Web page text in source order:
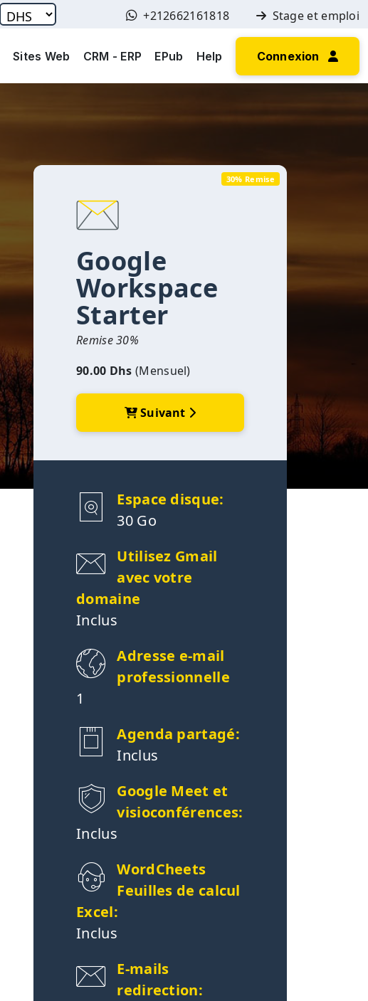
+212662161818 Stage et emploi
Sites Web CRM - ERP EPub Help Connexion
30% Remise
Google
Workspace
Starter
Remise 30%
90.00 Dhs (Mensuel)
Suivant
Espace disque:
30 Go
Utilisez Gmail
avec votre
domaine
Inclus
Adresse e-mail
professionnelle
1
Agenda partagé:
Inclus
Google Meet et
visioconférences:
Inclus
WordCheets
Feuilles de calcul
Excel:
Inclus
E-mails
redirection: